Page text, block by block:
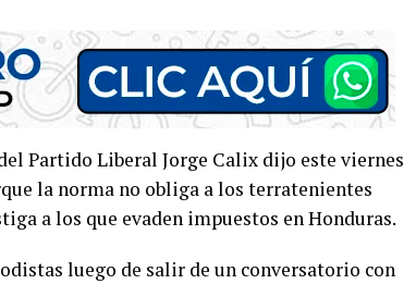
Partido Liberal Jorge Calix dijo este viernes
la norma no obliga a los terratenientes
a los que evaden impuestos en Honduras.
luego de salir de un conversatorio con